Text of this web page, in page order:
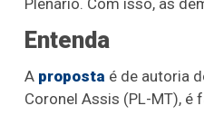
Plenário. Com isso, as
Entenda
A proposta é de autoria
Coronel Assis (PL-MT), é